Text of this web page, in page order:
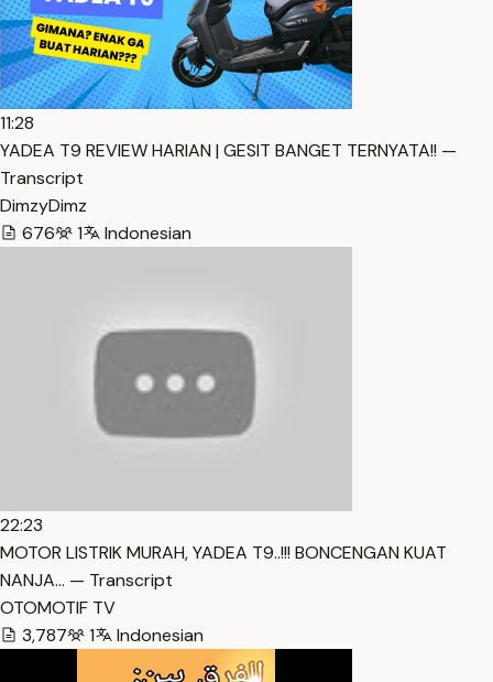
11:28
YADEA T9 REVIEW HARIAN | GESIT BANGET TERNYATA!! —
Transcript
DimzyDimz
676
1 Indonesian
22:23
MOTOR LISTRIK MURAH, YADEA T9..!!! BONCENGAN KUAT
NANJA… — Transcript
OTOMOTIF TV
3,787
1 Indonesian